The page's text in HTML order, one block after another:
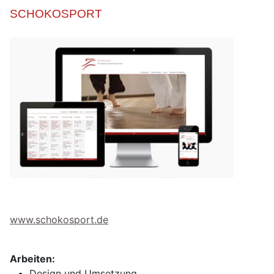
SCHOKOSPORT
www.schokosport.de
Arbeiten: